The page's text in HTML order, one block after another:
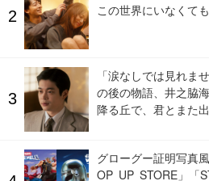
この世界にいなくて
「涙なしでは見れま
の後の物語、井之脇
降る丘で、君とまた
グローグー証明写真
OP UP STORE」「